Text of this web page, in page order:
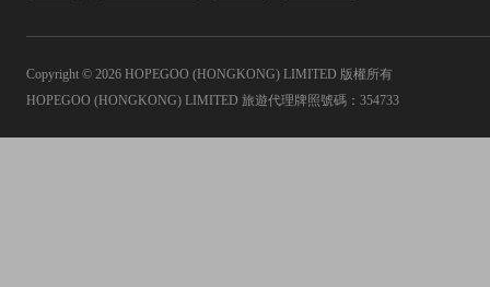
Copyright © 2026 HOPEGOO (HONGKONG) LIMITED 版權所有
HOPEGOO (HONGKONG) LIMITED 旅遊代理牌照號碼：354733